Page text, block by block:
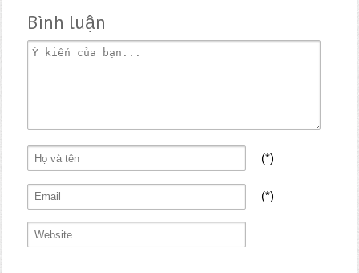
Bình luận
(*)
(*)